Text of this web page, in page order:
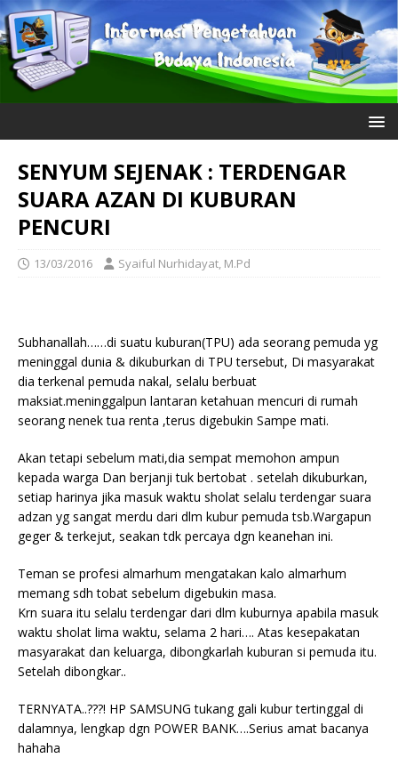
SENYUM SEJENAK : TERDENGAR
SUARA AZAN DI KUBURAN
PENCURI
13/03/2016 Syaiful Nurhidayat, M.Pd
Subhanallah……di suatu kuburan(TPU) ada seorang pemuda yg
meninggal dunia & dikuburkan di TPU tersebut, Di masyarakat
dia terkenal pemuda nakal, selalu berbuat
maksiat.meninggalpun lantaran ketahuan mencuri di rumah
seorang nenek tua renta ,terus digebukin Sampe mati.
Akan tetapi sebelum mati,dia sempat memohon ampun
kepada warga Dan berjanji tuk bertobat . setelah dikuburkan,
setiap harinya jika masuk waktu sholat selalu terdengar suara
adzan yg sangat merdu dari dlm kubur pemuda tsb.Wargapun
geger & terkejut, seakan tdk percaya dgn keanehan ini.
Teman se profesi almarhum mengatakan kalo almarhum
memang sdh tobat sebelum digebukin masa.
Krn suara itu selalu terdengar dari dlm kuburnya apabila masuk
waktu sholat lima waktu, selama 2 hari…. Atas kesepakatan
masyarakat dan keluarga, dibongkarlah kuburan si pemuda itu.
Setelah dibongkar..
TERNYATA..???! HP SAMSUNG tukang gali kubur tertinggal di
dalamnya, lengkap dgn POWER BANK….Serius amat bacanya
hahaha